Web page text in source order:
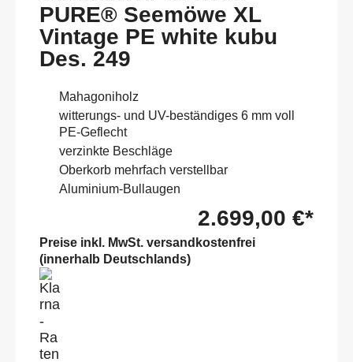
PURE® Seemöwe XL
Vintage PE white kubu
Des. 249
Mahagoniholz
witterungs- und UV-beständiges 6 mm voll
PE-Geflecht
verzinkte Beschläge
Oberkorb mehrfach verstellbar
Aluminium-Bullaugen
2.699,00 €*
Preise inkl. MwSt. versandkostenfrei
(innerhalb Deutschlands)